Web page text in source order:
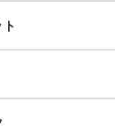
食
・生活雑貨
）
ッスン
グッズ
水
プー
ルサロン